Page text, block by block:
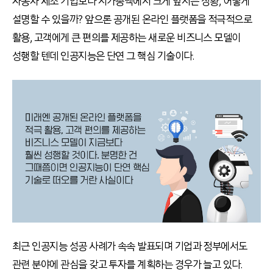
설명할 수 있을까? 앞으론 공개된 온라인 플랫폼을 적극적으로
활용, 고객에게 큰 편의를 제공하는 새로운 비즈니스 모델이
성행할 텐데 인공지능은 단연 그 핵심 기술이다.
최근 인공지능 성공 사례가 속속 발표되며 기업과 정부에서도
관련 분야에 관심을 갖고 투자를 계획하는 경우가 늘고 있다.